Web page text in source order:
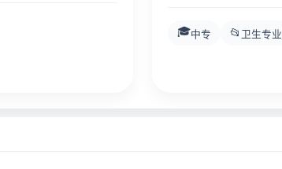
🎓中专 📂 卫生专业